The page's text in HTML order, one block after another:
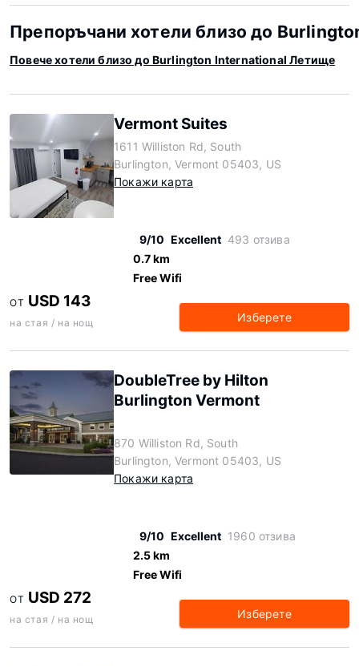
Препоръчани хотели близо до
Повече хотели близо до Burlington International Летище
Vermont Suites
1611 Williston Rd, South
Burlington, Vermont 05403, US
Покажи карта
9/10 Excellent 493 отзива
0.7 km
Free Wifi
ОТ USD 143
на стая / на нощ Изберете
DoubleTree by Hilton
Burlington Vermont
870 Williston Rd, South
Burlington, Vermont 05403, US
Покажи карта
9/10 Excellent 1960 отзива
2.5 km
Free Wifi
ОТ USD 272
на стая / на нощ Изберете